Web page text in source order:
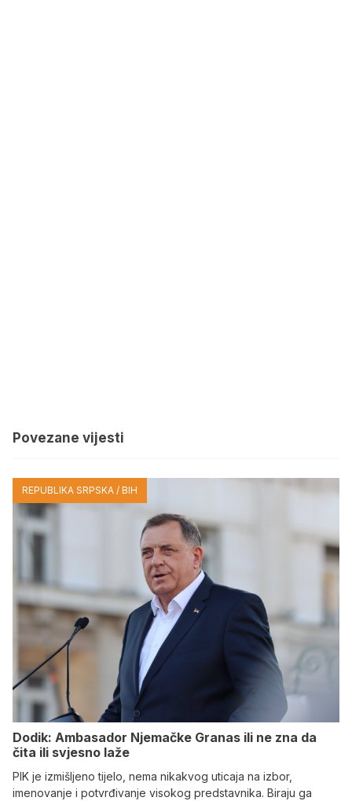
Povezane vijesti
REPUBLIKA SRPSKA / BIH
Dodik: Ambasador Njemačke Granas ili ne zna da
čita ili svjesno laže
PIK je izmišljeno tijelo, nema nikakvog uticaja na izbor,
imenovanje i potvrđivanje visokog predstavnika. Biraju ga